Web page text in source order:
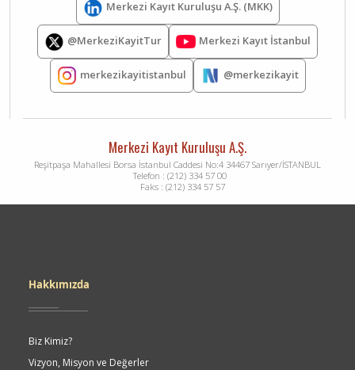
Merkezi Kayıt Kuruluşu A.Ş. (MKK)
@MerkeziKayitTur Merkezi Kayıt İstanbul
merkezikayitistanbul @merkezikayit
Merkezi Kayıt Kuruluşu A.Ş.
Reşitpaşa Mahallesi Borsa İstanbul Caddesi No:4 34467 Sarıyer/İSTANBUL
Telefon : (212) 334 57 00
Faks : (212) 334 57 57
Hakkımızda
Biz Kimiz?
Vizyon, Misyon ve Değerler